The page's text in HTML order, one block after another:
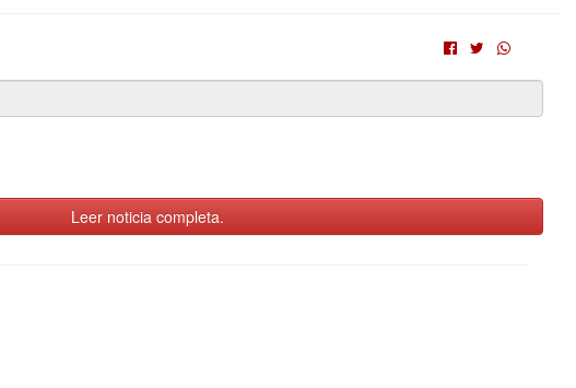
Leer noticia completa.